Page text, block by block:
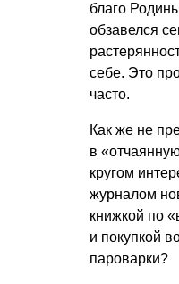
благо
обзавелся
себе. Это
часто.
Как же не
в
кругом
журналом
книжкой по
и покупкой
пароварки?